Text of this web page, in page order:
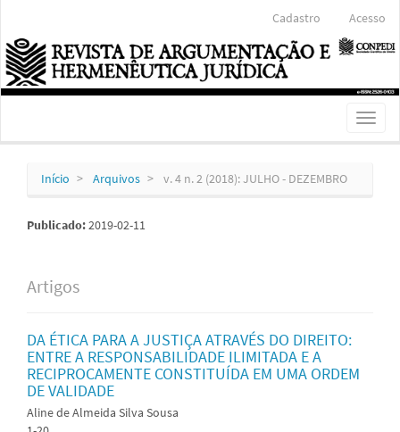
Conteúdo
principal
Barra
Lateral
Cadastro Acesso
Toggle
Início Arquivos v. 4 n. 2 (2018): JULHO - DEZEMBRO
Publicado:2019-02-11
Artigos
DA ÉTICA PARA A JUSTIÇA ATRAVÉS DO DIREITO:
ENTRE A RESPONSABILIDADE ILIMITADA E A
RECIPROCAMENTE CONSTITUÍDA EM UMA ORDEM
DE VALIDADE
Aline de Almeida Silva Sousa